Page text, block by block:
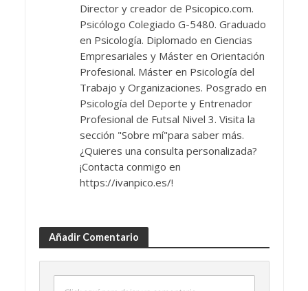
Director y creador de Psicopico.com.
Psicólogo Colegiado G-5480. Graduado
en Psicología. Diplomado en Ciencias
Empresariales y Máster en Orientación
Profesional. Máster en Psicología del
Trabajo y Organizaciones. Posgrado en
Psicología del Deporte y Entrenador
Profesional de Futsal Nivel 3. Visita la
sección "Sobre mí"para saber más.
¿Quieres una consulta personalizada?
¡Contacta conmigo en
https://ivanpico.es/!
Añadir Comentario